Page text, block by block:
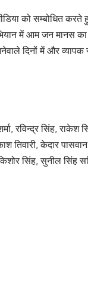
को सम्बोधित करते
में आम जन मानस
दिनों में और
रविन्द्र सिंह, राकेश
केदार पासवान,
सिंह, सुनील